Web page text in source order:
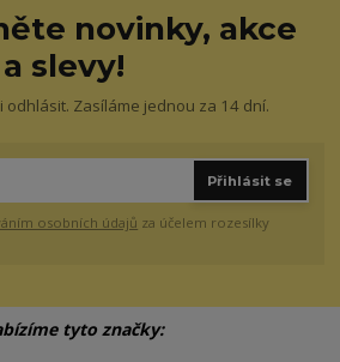
novinky, akce
a slevy!
odhlásit. Zasíláme jednou za 14 dní.
Přihlásit se
osobních údajů za účelem rozesílky
tyto značky: